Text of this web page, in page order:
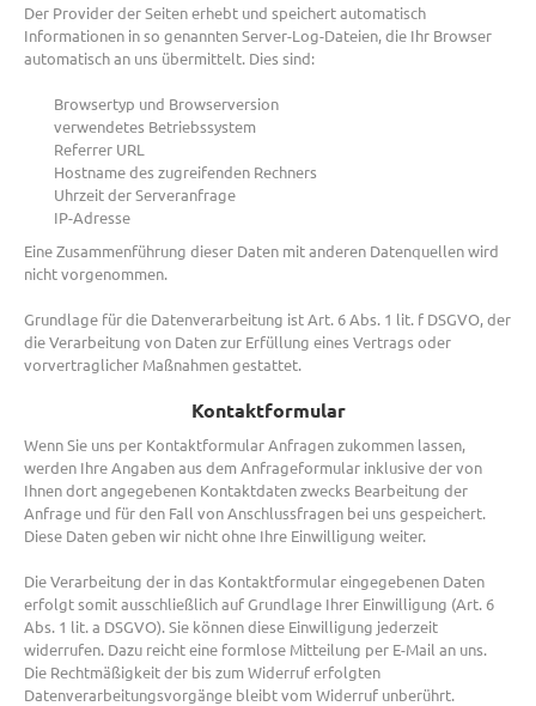
Der Provider der Seiten erhebt und speichert automatisch
Informationen in so genannten Server-Log-Dateien, die Ihr Browser
automatisch an uns übermittelt. Dies sind:
Browsertyp und Browserversion
verwendetes Betriebssystem
Referrer URL
Hostname des zugreifenden Rechners
Uhrzeit der Serveranfrage
IP-Adresse
Eine Zusammenführung dieser Daten mit anderen Datenquellen wird
nicht vorgenommen.
Grundlage für die Datenverarbeitung ist Art. 6 Abs. 1 lit. f DSGVO, der
die Verarbeitung von Daten zur Erfüllung eines Vertrags oder
vorvertraglicher Maßnahmen gestattet.
Kontaktformular
Wenn Sie uns per Kontaktformular Anfragen zukommen lassen,
werden Ihre Angaben aus dem Anfrageformular inklusive der von
Ihnen dort angegebenen Kontaktdaten zwecks Bearbeitung der
Anfrage und für den Fall von Anschlussfragen bei uns gespeichert.
Diese Daten geben wir nicht ohne Ihre Einwilligung weiter.
Die Verarbeitung der in das Kontaktformular eingegebenen Daten
erfolgt somit ausschließlich auf Grundlage Ihrer Einwilligung (Art. 6
Abs. 1 lit. a DSGVO). Sie können diese Einwilligung jederzeit
widerrufen. Dazu reicht eine formlose Mitteilung per E-Mail an uns.
Die Rechtmäßigkeit der bis zum Widerruf erfolgten
Datenverarbeitungsvorgänge bleibt vom Widerruf unberührt.